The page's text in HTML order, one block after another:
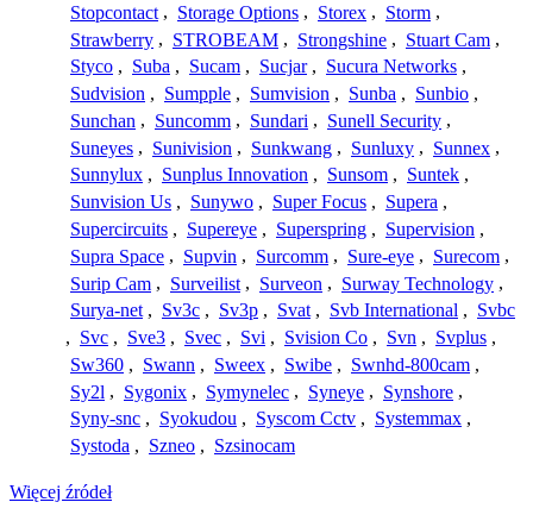
Stopcontact , Storage Options , Storex , Storm ,
Strawberry , STROBEAM , Strongshine , Stuart Cam ,
Styco , Suba , Sucam , Sucjar , Sucura Networks ,
Sudvision , Sumpple , Sumvision , Sunba , Sunbio ,
Sunchan , Suncomm , Sundari , Sunell Security ,
Suneyes , Sunivision , Sunkwang , Sunluxy , Sunnex ,
Sunnylux , Sunplus Innovation , Sunsom , Suntek ,
Sunvision Us , Sunywo , Super Focus , Supera ,
Supercircuits , Supereye , Superspring , Supervision ,
Supra Space , Supvin , Surcomm , Sure-eye , Surecom ,
Surip Cam , Surveilist , Surveon , Surway Technology ,
Surya-net , Sv3c , Sv3p , Svat , Svb International , Svbc
, Svc , Sve3 , Svec , Svi , Svision Co , Svn , Svplus ,
Sw360 , Swann , Sweex , Swibe , Swnhd-800cam ,
Sy2l , Sygonix , Symynelec , Syneye , Synshore ,
Syny-snc , Syokudou , Syscom Cctv , Systemmax ,
Systoda , Szneo , Szsinocam
Więcej źródeł